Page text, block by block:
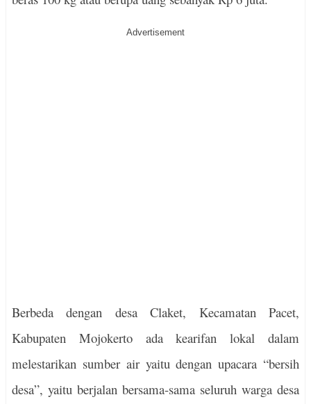
Advertisement
Berbeda dengan desa Claket, Kecamatan Pacet,
Kabupaten Mojokerto ada kearifan lokal dalam
melestarikan sumber air yaitu dengan upacara “bersih
desa”, yaitu berjalan bersama-sama seluruh warga desa